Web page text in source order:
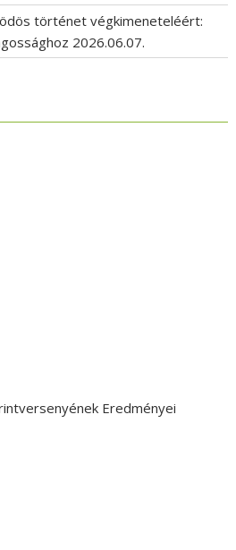
történet végkimeneteléért:
2026.06.07.
Eredményei